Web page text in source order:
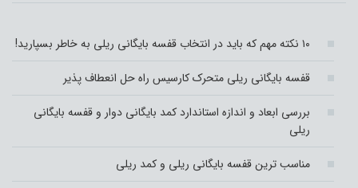
۱۰ نکته مهم که باید در انتخاب قفسه بایگانی ریلی به خاطر بسپارید!
قفسه بایگانی ریلی متحرک کارسیس راه حل انعطاف پذیر
بررسی ابعاد و اندازه استاندارد کمد بایگانی دوار و قفسه بایگانی
ریلی
مناسب ترین قفسه بایگانی ریلی و کمد ریلی